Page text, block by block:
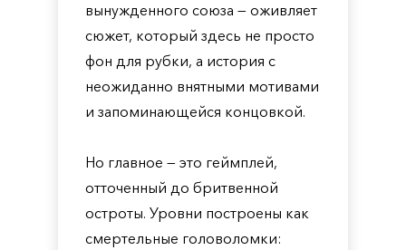
вынужденного союза — оживляет
сюжет, который здесь не просто
фон для рубки, а история с
неожиданно внятными мотивами
и запоминающейся концовкой.
Но главное — это геймплей,
отточенный до бритвенной
остроты. Уровни построены как
смертельные головоломки: